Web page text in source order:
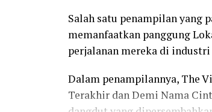
Salah satu penampilan yang
memanfaatkan panggung
perjalanan mereka di
Dalam penampilannya, The
Terakhir dan Demi Nama